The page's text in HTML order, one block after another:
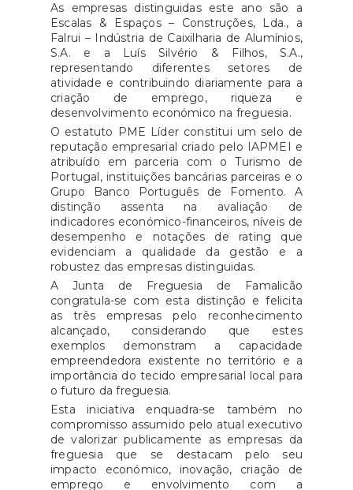
As empresas distinguidas este ano são a
Escalas & Espaços – Construções, Lda., a
Falrui – Indústria de Caixilharia de Alumínios,
S.A. e a Luís Silvério & Filhos, S.A.,
representando diferentes setores de
atividade e contribuindo diariamente para a
criação de emprego, riqueza e
desenvolvimento económico na freguesia.
O estatuto PME Líder constitui um selo de
reputação empresarial criado pelo IAPMEI e
atribuído em parceria com o Turismo de
Portugal, instituições bancárias parceiras e o
Grupo Banco Português de Fomento. A
distinção assenta na avaliação de
indicadores económico-financeiros, níveis de
desempenho e notações de rating que
evidenciam a qualidade da gestão e a
robustez das empresas distinguidas.
A Junta de Freguesia de Famalicão
congratula-se com esta distinção e felicita
as três empresas pelo reconhecimento
alcançado, considerando que estes
exemplos demonstram a capacidade
empreendedora existente no território e a
importância do tecido empresarial local para
o futuro da freguesia.
Esta iniciativa enquadra-se também no
compromisso assumido pelo atual executivo
de valorizar publicamente as empresas da
freguesia que se destacam pelo seu
impacto económico, inovação, criação de
emprego e envolvimento com a